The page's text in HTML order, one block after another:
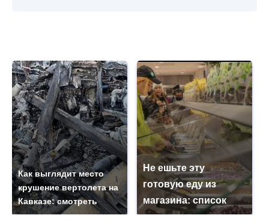
Как выглядит место
крушение вертолета на
Кавказе: смотреть
Не ешьте эту
готовую еду из
магазина: список